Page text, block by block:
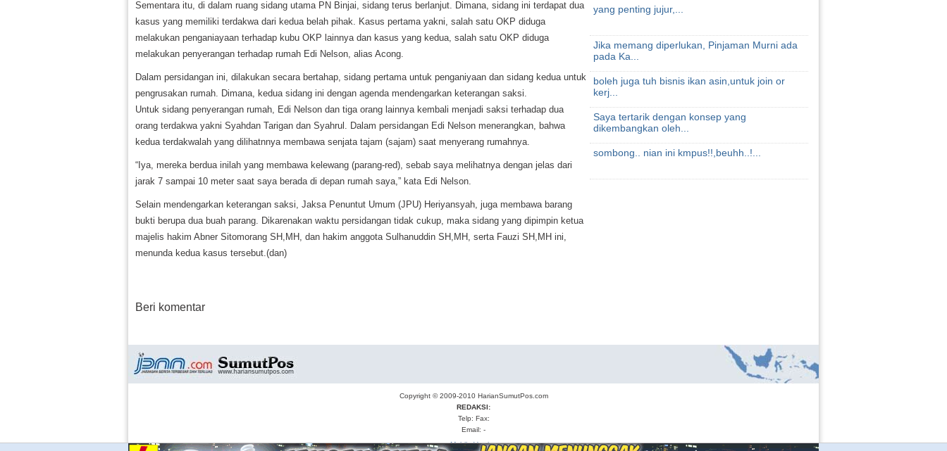
Sementara itu, di dalam ruang sidang utama PN Binjai, sidang terus berlanjut. Dimana, sidang ini terdapat dua
kasus yang memiliki terdakwa dari kedua belah pihak. Kasus pertama yakni, salah satu OKP diduga
melakukan penganiayaan terhadap kubu OKP lainnya dan kasus yang kedua, salah satu OKP diduga
melakukan penyerangan terhadap rumah Edi Nelson, alias Acong.
Dalam persidangan ini, dilakukan secara bertahap, sidang pertama untuk penganiyaan dan sidang kedua untuk
pengrusakan rumah. Dimana, kedua sidang ini dengan agenda mendengarkan keterangan saksi.
Untuk sidang penyerangan rumah, Edi Nelson dan tiga orang lainnya kembali menjadi saksi terhadap dua
orang terdakwa yakni Syahdan Tarigan dan Syahrul. Dalam persidangan Edi Nelson menerangkan, bahwa
kedua terdakwalah yang dilihatnnya membawa senjata tajam (sajam) saat menyerang rumahnya.
“Iya, mereka berdua inilah yang membawa kelewang (parang-red), sebab saya melihatnya dengan jelas dari
jarak 7 sampai 10 meter saat saya berada di depan rumah saya,” kata Edi Nelson.
Selain mendengarkan keterangan saksi, Jaksa Penuntut Umum (JPU) Heriyansyah, juga membawa barang
bukti berupa dua buah parang. Dikarenakan waktu persidangan tidak cukup, maka sidang yang dipimpin ketua
majelis hakim Abner Sitomorang SH,MH, dan hakim anggota Sulhanuddin SH,MH, serta Fauzi SH,MH ini,
menunda kedua kasus tersebut.(dan)
Beri komentar
yang penting jujur,...
Jika memang diperlukan, Pinjaman Murni ada
pada Ka...
boleh juga tuh bisnis ikan asin,untuk join or
kerj...
Saya tertarik dengan konsep yang
dikembangkan oleh...
sombong.. nian ini kmpus!!,beuhh..!...
Copyright © 2009-2010 HarianSumutPos.com
REDAKSI:
Telp: Fax:
Email: -
Mobile Version